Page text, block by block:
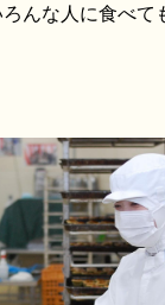
んな人に食べて